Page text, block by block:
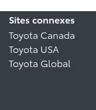
Sites connexes
Toyota Canada
Toyota USA
Toyota Global